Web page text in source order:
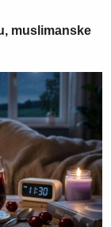
muslimanske